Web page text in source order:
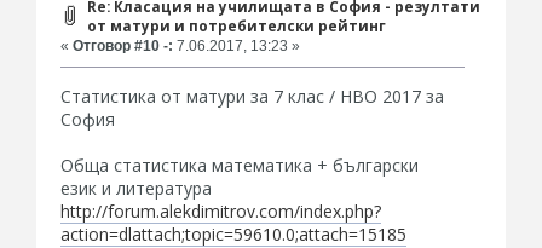
Re: Класация на училищата в София - резултати
от матури и потребителски рейтинг
« Отговор #10 -: 7.06.2017, 13:23 »
Статистика от матури за 7 клас / НВО 2017 за
София
Обща статистика математика + български
език и литература
http://forum.alekdimitrov.com/index.php?
action=dlattach;topic=59610.0;attach=15185